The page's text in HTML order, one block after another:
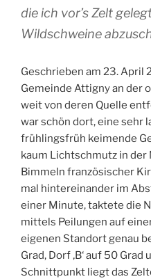
die ich vor’s Zelt
Wildschweine
Geschrieben am 23. April
Gemeinde Attigny an der
weit von deren Quelle
war schön dort, eine sehr
frühlingsfrüh keimende
kaum Lichtschmutz in der
Bimmeln französischer
mal hintereinander im
einer Minute, taktete die
mittels Peilungen auf
eigenen Standort genau
Grad, Dorf ‚B‘ auf 50 Grad
Schnittpunkt liegt das